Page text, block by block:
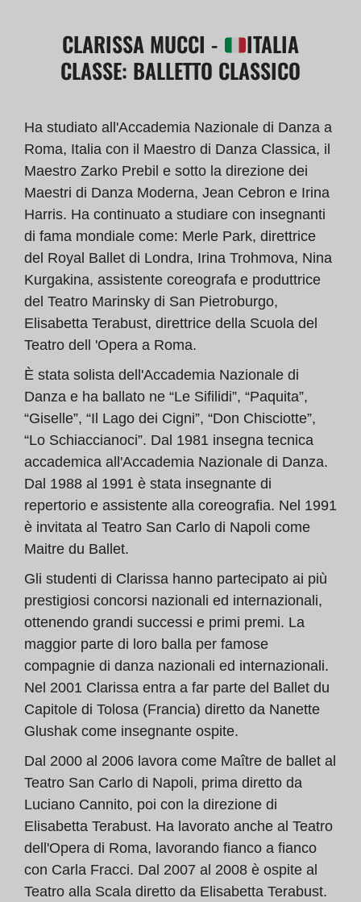
CLARISSA MUCCI -
ITALIA
CLASSE: BALLETTO CLASSICO
Ha studiato all'Accademia Nazionale di Danza a
Roma, Italia con il Maestro di Danza Classica, il
Maestro Zarko Prebil e sotto la direzione dei
Maestri di Danza Moderna, Jean Cebron e Irina
Harris. Ha continuato a studiare con insegnanti
di fama mondiale come: Merle Park, direttrice
del Royal Ballet di Londra, Irina Trohmova, Nina
Kurgakina, assistente coreografa e produttrice
del Teatro Marinsky di San Pietroburgo,
Elisabetta Terabust, direttrice della Scuola del
Teatro dell 'Opera a Roma.
È stata solista dell'Accademia Nazionale di
Danza e ha ballato ne “Le Sifilidi”, “Paquita”,
“Giselle”, “Il Lago dei Cigni”, “Don Chisciotte”,
“Lo Schiaccianoci”. Dal 1981 insegna tecnica
accademica all'Accademia Nazionale di Danza.
Dal 1988 al 1991 è stata insegnante di
repertorio e assistente alla coreografia. Nel 1991
è invitata al Teatro San Carlo di Napoli come
Maitre du Ballet.
Gli studenti di Clarissa hanno partecipato ai più
prestigiosi concorsi nazionali ed internazionali,
ottenendo grandi successi e primi premi. La
maggior parte di loro balla per famose
compagnie di danza nazionali ed internazionali.
Nel 2001 Clarissa entra a far parte del Ballet du
Capitole di Tolosa (Francia) diretto da Nanette
Glushak come insegnante ospite.
Dal 2000 al 2006 lavora come Maître de ballet al
Teatro San Carlo di Napoli, prima diretto da
Luciano Cannito, poi con la direzione di
Elisabetta Terabust. Ha lavorato anche al Teatro
dell'Opera di Roma, lavorando fianco a fianco
con Carla Fracci. Dal 2007 al 2008 è ospite al
Teatro alla Scala diretto da Elisabetta Terabust.